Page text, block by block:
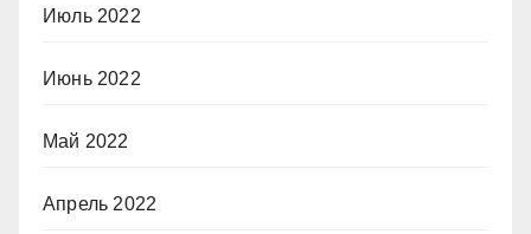
Июль 2022
Июнь 2022
Май 2022
Апрель 2022